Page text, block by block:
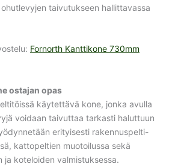
taivutukseen hallittavassa
Fornorth Kanttikone 730mm
ostajan opas
käytettävä kone, jonka avulla
voidaan taivuttaa tarkasti haluttuun
erityisesti rakennuspelti-
kattopeltien muotoilussa sekä
ja koteloiden valmistuksessa.